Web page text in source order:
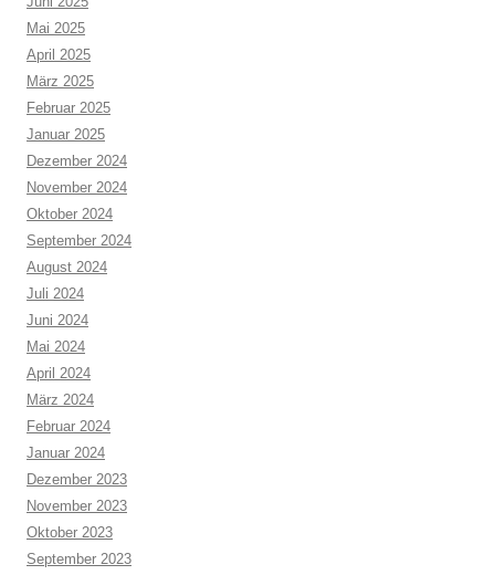
Mai 2025
April 2025
März 2025
Februar 2025
Januar 2025
Dezember 2024
November 2024
Oktober 2024
September 2024
August 2024
Juli 2024
Juni 2024
Mai 2024
April 2024
März 2024
Februar 2024
Januar 2024
Dezember 2023
November 2023
Oktober 2023
September 2023